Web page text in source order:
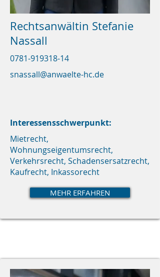
Rechtsanwältin Stefanie
Nassall
0781-919318-14
snassall@anwaelte-hc.de
Interessensschwerpunkt:
Mietrecht,
Wohnungseigentumsrecht,
Verkehrsrecht, Schadensersatzrecht,
Kaufrecht, Inkassorecht
MEHR ERFAHREN